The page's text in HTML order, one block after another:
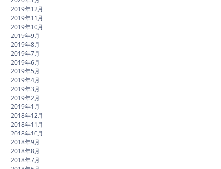
2019年12月
2019年11月
2019年10月
2019年9月
2019年8月
2019年7月
2019年6月
2019年5月
2019年4月
2019年3月
2019年2月
2019年1月
2018年12月
2018年11月
2018年10月
2018年9月
2018年8月
2018年7月